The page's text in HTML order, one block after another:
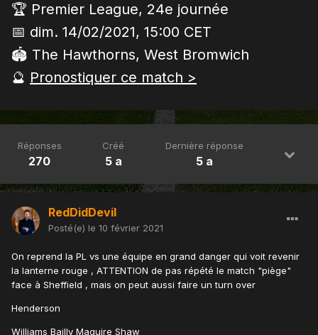
🏆 Premier League, 24e journée
📅 dim. 14/02/2021, 15:00 CET
🏟 The Hawthorns, West Bromwich
🔮 Pronostiquer ce match >
Réponses
270
Créé
5 a
Dernière réponse
5 a
RedDidDevil
Posté(e) le 10 février 2021
On reprend la PL vs une équipe en grand danger qui voit revenir
la lanterne rouge , ATTENTION de pas répété le match "piège"
face à Sheffield , mais on peut aussi faire un turn over
Henderson
Williams Bailly Maguire Shaw